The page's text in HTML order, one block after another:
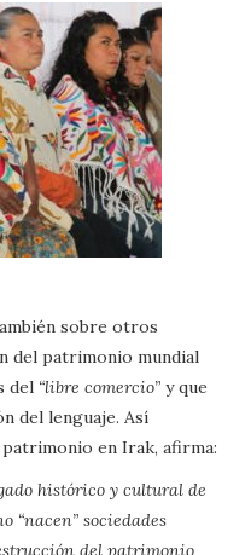
sobre otros
del patrimonio mundial
del “libre comercio” y que
del lenguaje. Así
en Irak, afirma:
histórico y cultural de
“nacen” sociedades
del patrimonio